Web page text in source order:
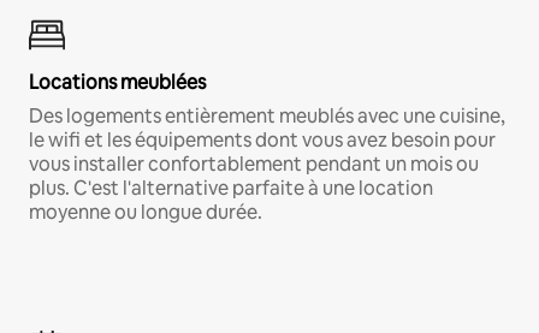
Locations meublées
Des logements entièrement meublés avec une cuisine,
le wifi et les équipements dont vous avez besoin pour
vous installer confortablement pendant un mois ou
plus. C'est l'alternative parfaite à une location
moyenne ou longue durée.